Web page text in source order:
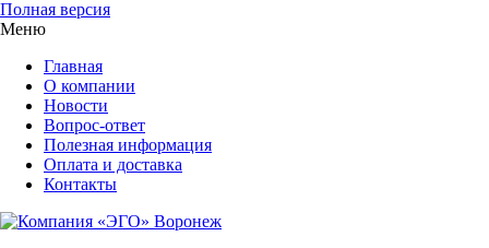
Полная версия
Меню
Главная
О компании
Новости
Вопрос-ответ
Полезная информация
Оплата и доставка
Контакты